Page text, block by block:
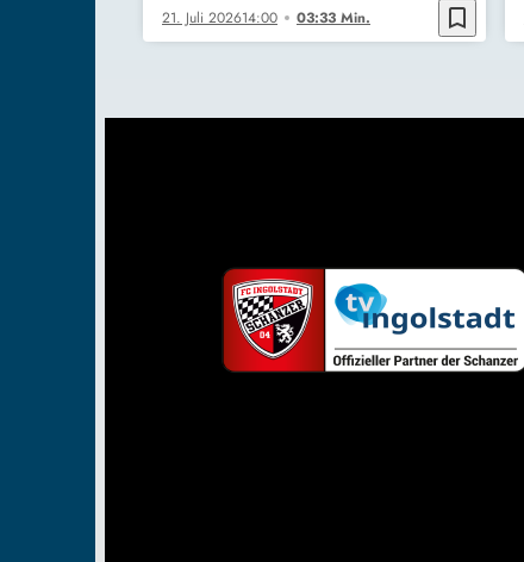
21. Juli 202614:00 03:33 Min. bookmark_border